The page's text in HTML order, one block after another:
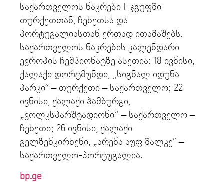
საქართველოს ნაკრები F ჯგუფში
თურქეთთან, ჩეხეთსა და
პორტუგალიასთან ერთად ითამაშებს.
საქართველოს ნაკრების კალენდარი
ევროპის ჩემპიონატზე ასეთია: 18 ივნისი,
ქალაქი დორტმუნდი, „სიგნალ იდუნა
პარკი“ – თურქეთი – საქართველო; 22
ივნისი, ქალაქი ჰამბურგი,
„ვოლკსპარშტადიონი” – საქართველო –
ჩეხეთი; 26 ივნისი, ქალაქი
გელზენკირხენი, „არენა აუფ შალკე“ –
საქართველო-პორტუგალია.
bp.ge